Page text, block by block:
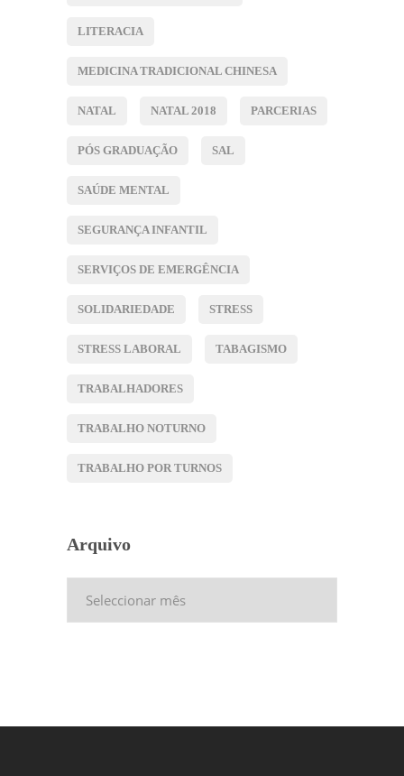
LITERACIA
MEDICINA TRADICIONAL CHINESA
NATAL NATAL 2018 PARCERIAS
PÓS GRADUAÇÃO SAL
SAÚDE MENTAL
SEGURANÇA INFANTIL
SERVIÇOS DE EMERGÊNCIA
SOLIDARIEDADE STRESS
STRESS LABORAL TABAGISMO
TRABALHADORES
TRABALHO NOTURNO
TRABALHO POR TURNOS
Arquivo